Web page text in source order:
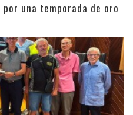
por una temporada de oro